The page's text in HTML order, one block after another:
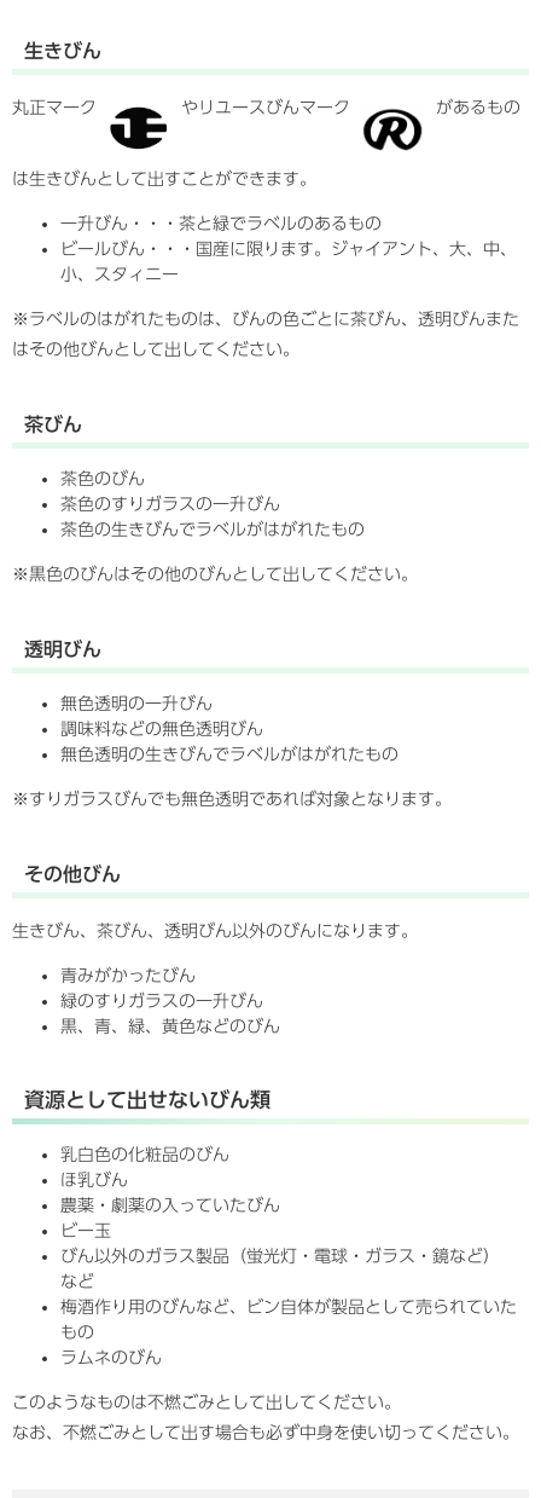
生きびん
丸正マーク やリユースびんマーク があるもの
は生きびんとして出すことができます。
一升びん・・・茶と緑でラベルのあるもの
ビールびん・・・国産に限ります。ジャイアント、大、中、
小、スタィニー
※ラベルのはがれたものは、びんの色ごとに茶びん、透明びんまた
はその他びんとして出してください。
茶びん
茶色のびん
茶色のすりガラスの一升びん
茶色の生きびんでラベルがはがれたもの
※黒色のびんはその他のびんとして出してください。
透明びん
無色透明の一升びん
調味料などの無色透明びん
無色透明の生きびんでラベルがはがれたもの
※すりガラスびんでも無色透明であれば対象となります。
その他びん
生きびん、茶びん、透明びん以外のびんになります。
青みがかったびん
緑のすりガラスの一升びん
黒、青、緑、黄色などのびん
資源として出せないびん類
乳白色の化粧品のびん
ほ乳びん
農薬・劇薬の入っていたびん
ビー玉
びん以外のガラス製品（蛍光灯・電球・ガラス・鏡など）
など
梅酒作り用のびんなど、ビン自体が製品として売られていた
もの
ラムネのびん
このようなものは不燃ごみとして出してください。
なお、不燃ごみとして出す場合も必ず中身を使い切ってください。